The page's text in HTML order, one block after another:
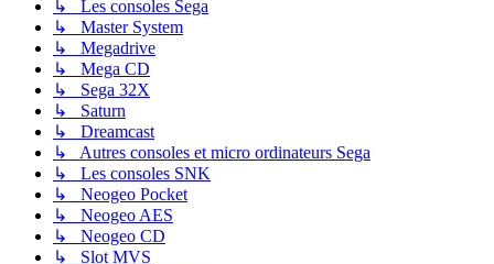
↳ Les consoles Sega
↳ Master System
↳ Megadrive
↳ Mega CD
↳ Sega 32X
↳ Saturn
↳ Dreamcast
↳ Autres consoles et micro ordinateurs Sega
↳ Les consoles SNK
↳ Neogeo Pocket
↳ Neogeo AES
↳ Neogeo CD
↳ Slot MVS